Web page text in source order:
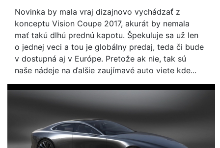
Novinka by mala vraj dizajnovo vychádzať z
konceptu Vision Coupe 2017, akurát by nemala
mať takú dlhú prednú kapotu. Špekuluje sa už len
o jednej veci a tou je globálny predaj, teda či bude
v dostupná aj v Európe. Pretože ak nie, tak sú
naše nádeje na ďalšie zaujímavé auto viete kde...